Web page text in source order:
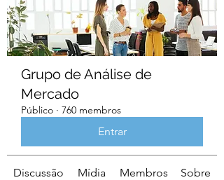
Grupo de Análise de
Mercado
Público · 760 membros
Entrar
Discussão Mídia Membros Sobre